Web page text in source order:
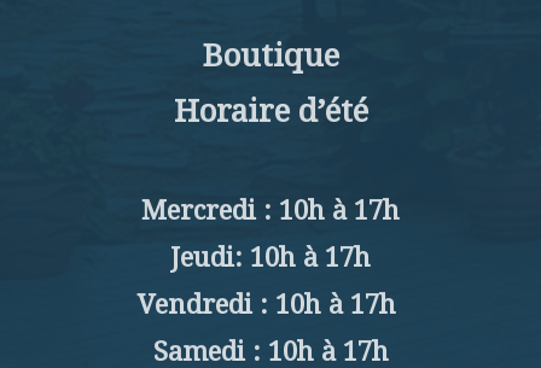
Boutique
Horaire d’été
Mercredi : 10h à 17h
Jeudi: 10h à 17h
Vendredi : 10h à 17h
Samedi : 10h à 17h